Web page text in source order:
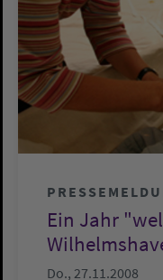
Ein Jahr
Do., 27.11.2008